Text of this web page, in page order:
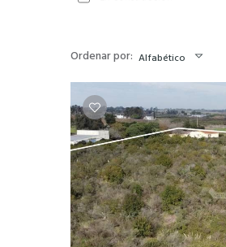
Ordenar por: Alfabético